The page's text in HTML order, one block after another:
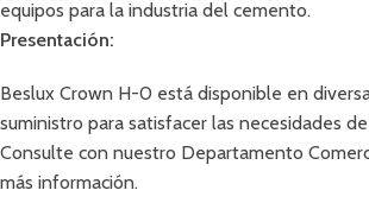
equipos para la industria del cemento.
Presentación:
Beslux Crown H-0 está disponible en
suministro para satisfacer las necesidades
Consulte con nuestro Departamento
más información.